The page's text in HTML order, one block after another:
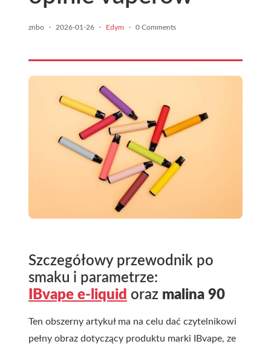
znbo · 2026-01-26 · Edym · 0 Comments
Szczegółowy przewodnik po
smaku i parametrze:
IBvape e-liquid oraz malina 90
Ten obszerny artykuł ma na celu dać czytelnikowi
pełny obraz dotyczący produktu marki IBvape, ze